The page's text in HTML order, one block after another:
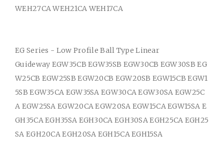
WEH27CA WEH21CA WEH17CA
EG Series - Low Profile Ball Type Linear
Guideway EGW35CB EGW35SB EGW30CB EGW30SB EG
W25CB EGW25SB EGW20CB EGW20SB EGW15CB EGW1
5SB EGW35CA EGW35SA EGW30CA EGW30SA EGW25C
A EGW25SA EGW20CA EGW20SA EGW15CA EGW15SA E
GH35CA EGH35SA EGH30CA EGH30SA EGH25CA EGH25
SA EGH20CA EGH20SA EGH15CA EGH15SA